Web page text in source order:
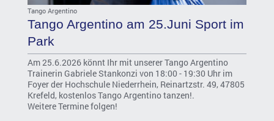
Tango Argentino
Tango Argentino am 25.Juni Sport im
Park
Am 25.6.2026 könnt Ihr mit unserer Tango Argentino
Trainerin Gabriele Stankonzi von 18:00 - 19:30 Uhr im
Foyer der Hochschule Niederrhein, Reinartzstr. 49, 47805
Krefeld, kostenlos Tango Argentino tanzen!.
Weitere Termine folgen!